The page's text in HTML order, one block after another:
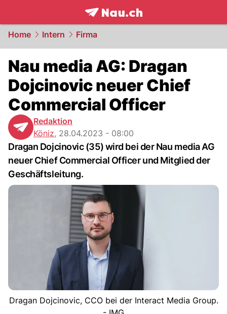
frontpage.NAU.ch
Home Intern Firma
Nau media AG: Dragan
Dojcinovic neuer Chief
Commercial Officer
Redaktion
Köniz, 28.04.2023 - 08:00
Dragan Dojcinovic (35) wird bei der Nau media AG
neuer Chief Commercial Officer und Mitglied der
Geschäftsleitung.
Dragan Dojcinovic, CCO bei der Interact Media Group.